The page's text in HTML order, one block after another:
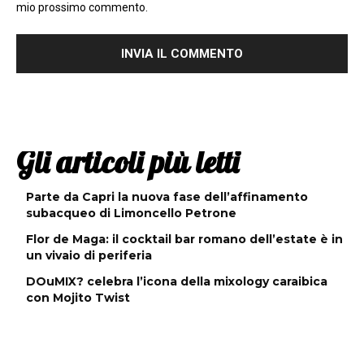
mio prossimo commento.
Gli articoli più letti
Parte da Capri la nuova fase dell’affinamento
subacqueo di Limoncello Petrone
Flor de Maga: il cocktail bar romano dell’estate è in
un vivaio di periferia
DOuMIX? celebra l’icona della mixology caraibica
con Mojito Twist